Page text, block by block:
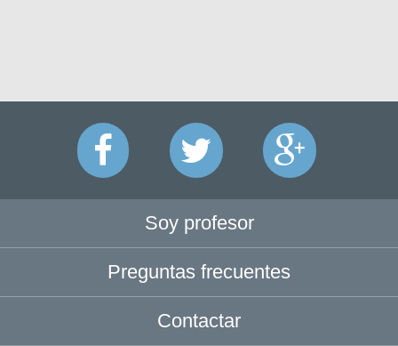
Soy profesor
Preguntas frecuentes
Contactar